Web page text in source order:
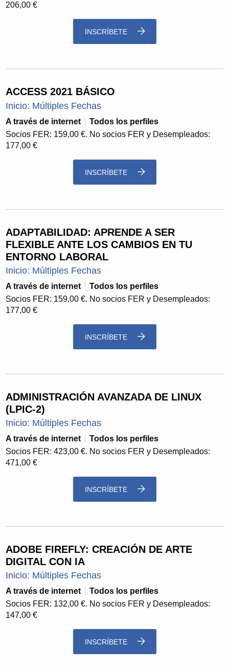
206,00 €
INSCRÍBETE
ACCESS 2021 BÁSICO
Inicio: Múltiples Fechas
A través de internet
Todos los perfiles
Socios FER: 159,00 €. No socios FER y Desempleados:
177,00 €
INSCRÍBETE
ADAPTABILIDAD: APRENDE A SER
FLEXIBLE ANTE LOS CAMBIOS EN TU
ENTORNO LABORAL
Inicio: Múltiples Fechas
A través de internet
Todos los perfiles
Socios FER: 159,00 €. No socios FER y Desempleados:
177,00 €
INSCRÍBETE
ADMINISTRACIÓN AVANZADA DE LINUX
(LPIC-2)
Inicio: Múltiples Fechas
A través de internet
Todos los perfiles
Socios FER: 423,00 €. No socios FER y Desempleados:
471,00 €
INSCRÍBETE
ADOBE FIREFLY: CREACIÓN DE ARTE
DIGITAL CON IA
Inicio: Múltiples Fechas
A través de internet
Todos los perfiles
Socios FER: 132,00 €. No socios FER y Desempleados:
147,00 €
INSCRÍBETE